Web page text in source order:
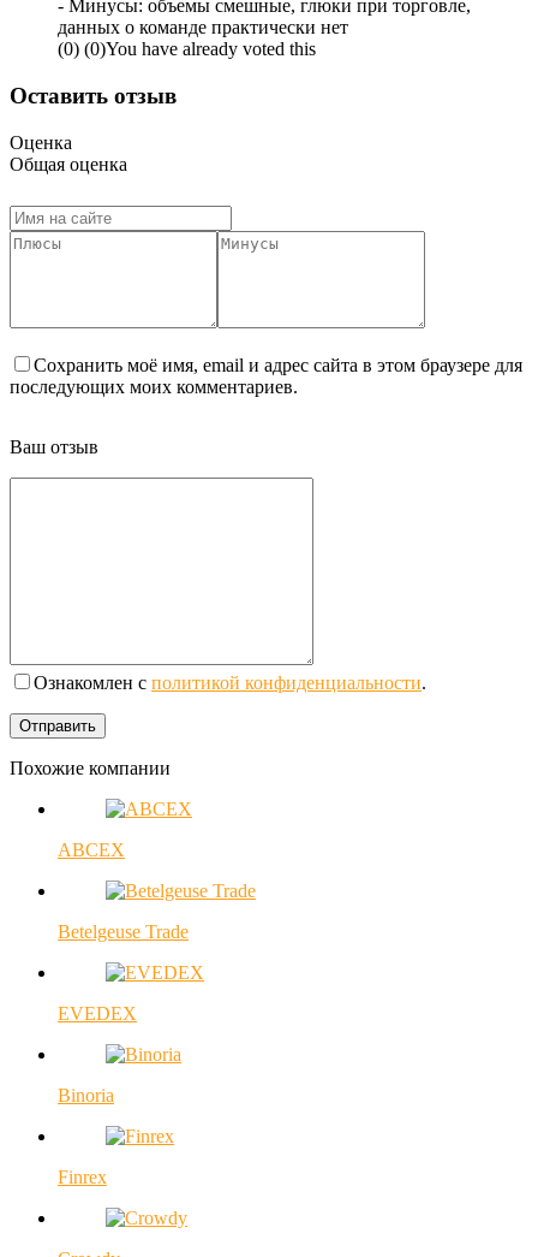
- Минусы: объемы смешные, глюки при торговле,
данных о команде практически нет
(0) (0)You have already voted this
Оставить отзыв
Оценка
Общая оценка
Сохранить моё имя, email и адрес сайта в этом браузере для
последующих моих комментариев.
Ваш отзыв
Ознакомлен с политикой конфиденциальности.
Похожие компании
ABCEX
Betelgeuse Trade
EVEDEX
Binoria
Finrex